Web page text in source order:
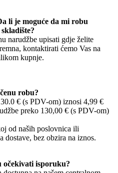
li je moguće da mi robu
narudžbe upisati gdje želite
kontaktirati ćemo Vas na
kupnje.
robu?
€ (s PDV-om) iznosi 4,99 €
preko 130,00 € (s PDV-om)
od naših poslovnica ili
dostave, bez obzira na iznos.
očekivati isporuku?